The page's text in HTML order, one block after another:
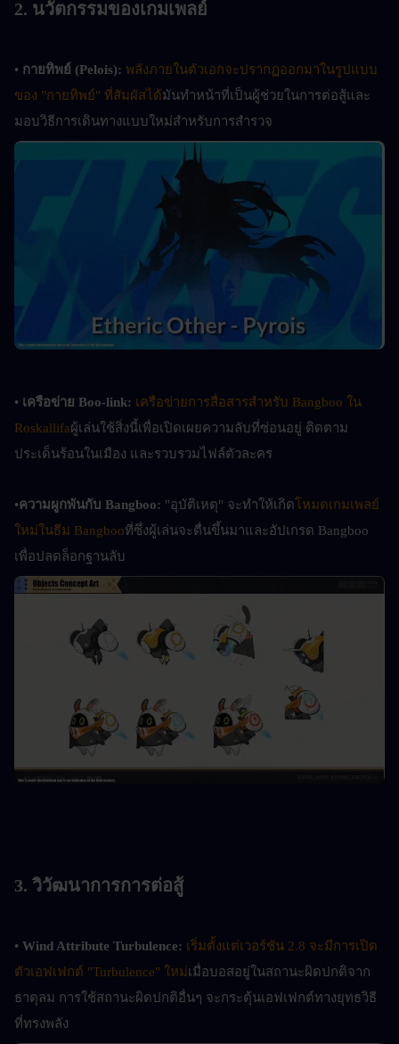
2. นวัตกรรมของเกมเพลย์
• กายทิพย์ (Pelois): พลังภายในตัวเอกจะปรากฏออกมาในรูปแบบ
ของ "กายทิพย์" ที่สัมผัสได้มันทำหน้าที่เป็นผู้ช่วยในการต่อสู้และ
มอบวิธีการเดินทางแบบใหม่สำหรับการสำรวจ
• เครือข่าย Boo-link: เครือข่ายการสื่อสารสำหรับ Bangboo ใน
Roskallifaผู้เล่นใช้สิ่งนี้เพื่อเปิดเผยความลับที่ซ่อนอยู่ ติดตาม
ประเด็นร้อนในเมือง และรวบรวมไฟล์ตัวละคร
•ความผูกพันกับ Bangboo: "อุบัติเหตุ" จะทำให้เกิด โหมดเกมเพลย์
ใหม่ในธีม Bangbooที่ซึ่งผู้เล่นจะตื่นขึ้นมาและอัปเกรด Bangboo
เพื่อปลดล็อกฐานลับ
3. วิวัฒนาการการต่อสู้
• Wind Attribute Turbulence: เริ่มตั้งแต่เวอร์ชัน 2.8 จะมีการเปิด
ตัวเอฟเฟกต์ "Turbulence" ใหม่เมื่อบอสอยู่ในสถานะผิดปกติจาก
ธาตุลม การใช้สถานะผิดปกติอื่นๆ จะกระตุ้นเอฟเฟกต์ทางยุทธวิธี
ที่ทรงพลัง